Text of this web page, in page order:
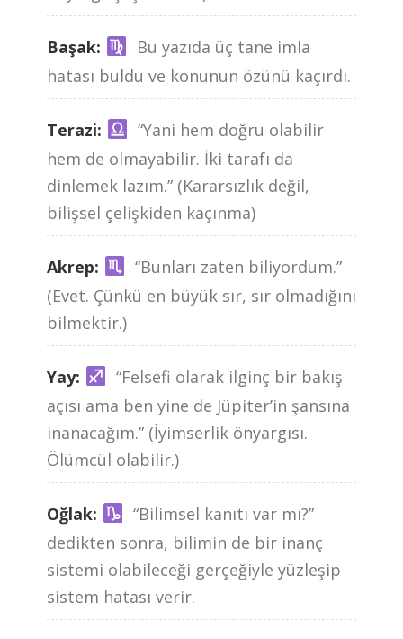
Başak:
Bu yazıda üç tane imla
hatası buldu ve konunun özünü kaçırdı.
Terazi:
“Yani hem doğru olabilir
hem de olmayabilir. İki tarafı da
dinlemek lazım.” (Kararsızlık değil,
bilişsel çelişkiden kaçınma)
Akrep:
“Bunları zaten biliyordum.”
(Evet. Çünkü en büyük sır, sır olmadığını
bilmektir.)
Yay:
“Felsefi olarak ilginç bir bakış
açısı ama ben yine de Jüpiter’in şansına
inanacağım.” (İyimserlik önyargısı.
Ölümcül olabilir.)
Oğlak:
“Bilimsel kanıtı var mı?”
dedikten sonra, bilimin de bir inanç
sistemi olabileceği gerçeğiyle yüzleşip
sistem hatası verir.